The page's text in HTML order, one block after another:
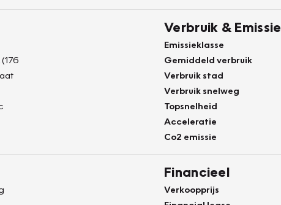
Verbruik & Emissie
Emissieklasse
Gemiddeld verbruik
Verbruik stad
Verbruik snelweg
Topsnelheid
Acceleratie
Co2 emissie
Financieel
Verkoopprijs